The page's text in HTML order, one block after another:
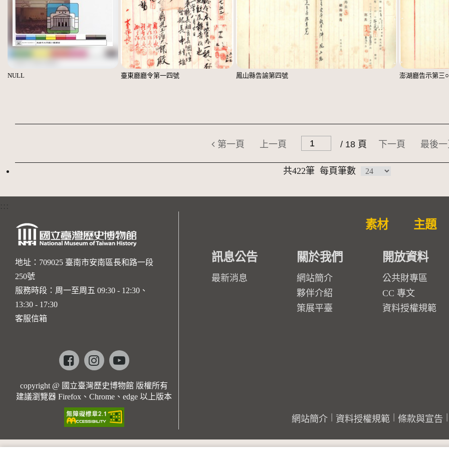
NULL 臺東廳廳令第一四號 鳳山縣告諭第四號 澎湖廳告示第三
第一頁 上一頁 / 18 頁 下一頁 最後
共422筆 每頁筆數
:::
地址：709025 臺南市安南區長和路一段
250號
服務時段：周一至周五 09:30 - 12:30、
13:30 - 17:30
客服信箱
Facebookinstagramyoutube
copyright @ 國立臺灣歷史博物館 版權所有
建議瀏覽器 Firefox、Chrome、edge 以上版本
素材 主題
訊息公告
最新消息
關於我們
網站簡介
夥伴介紹
策展平臺
開放資料
公共財專區
CC 專文
資料授權規範
網站簡介 資料授權規範 條款與宣告